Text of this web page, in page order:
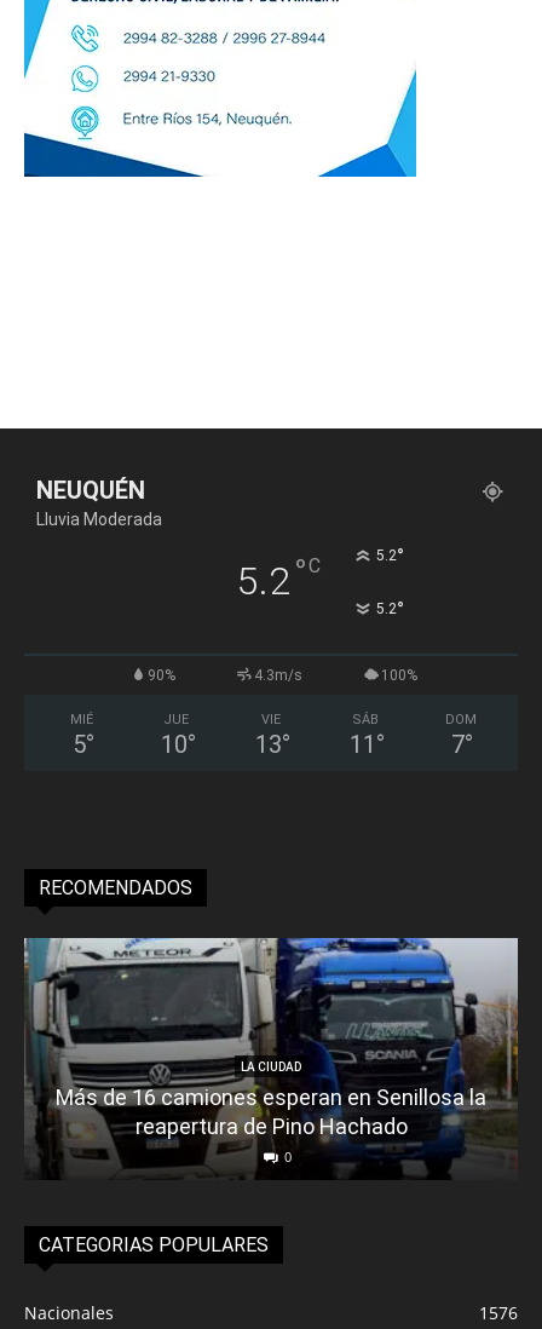
NEUQUÉN
Lluvia Moderada
5.2°C 5.2°
5.2°
90% 4.3m/s 100%
MIÉ
5°
JUE
10°
VIE
13°
SÁB
11 °
DOM
7°
RECOMENDADOS
LA CIUDAD
Más de 16 camiones esperan en Senillosa la
reapertura de Pino Hachado
0
CATEGORIAS POPULARES
Nacionales
1576